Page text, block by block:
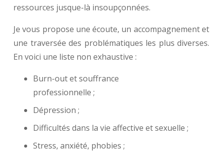
ressources jusque-là insoupçonnées.
Je vous propose une écoute, un accompagnement et
une traversée des problématiques les plus diverses.
En voici une liste non exhaustive :
Burn-out et souffrance
professionnelle ;
Dépression ;
Difficultés dans la vie affective et sexuelle ;
Stress, anxiété, phobies ;